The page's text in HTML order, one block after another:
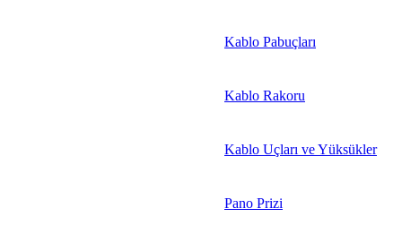
Kablo Pabuçları
Kablo Rakoru
Kablo Uçları ve Yüksükler
Pano Prizi